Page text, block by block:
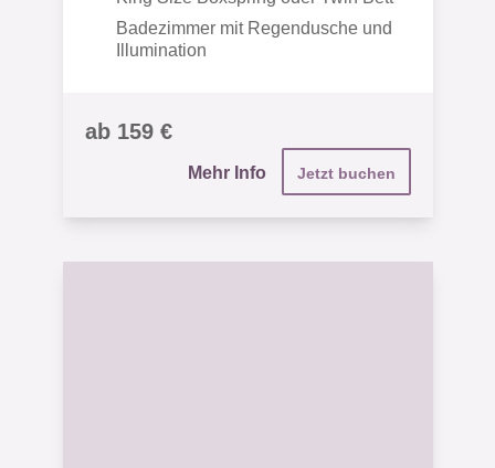
Badezimmer mit Regendusche und
Illumination
ab 159 €
Mehr Info Jetzt buchen